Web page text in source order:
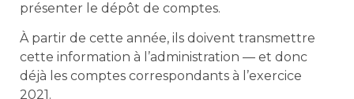
présenter le dépôt de comptes.
À partir de cette année, ils doivent transmettre
cette information à l’administration — et donc
déjà les comptes correspondants à l’exercice
2021.